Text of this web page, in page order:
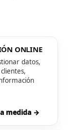
ONLINE
datos,
medida →